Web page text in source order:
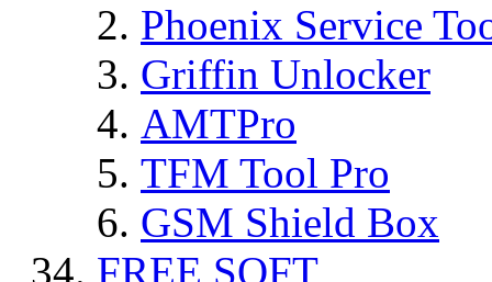
Phoenix Service
Griffin Unlocker
AMTPro
TFM Tool Pro
GSM Shield Box
FREE SOFT